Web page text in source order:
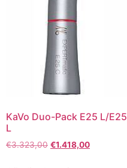
KaVo Duo-Pack E25 L/E25
L
€3.323,00 €1.418,00